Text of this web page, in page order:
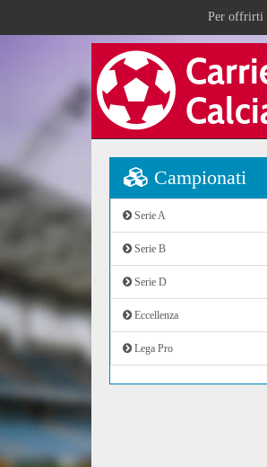
Per offrirti
Campionati
Serie A
Serie B
Serie D
Eccellenza
Lega Pro